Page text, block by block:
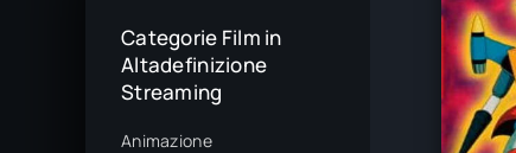
Categorie Film in
Altadefinizione
Streaming
Animazione